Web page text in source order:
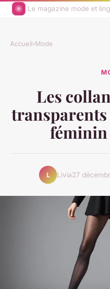
Le magazine mode et
Accueil›Mode
Les
transparents
L Livia27